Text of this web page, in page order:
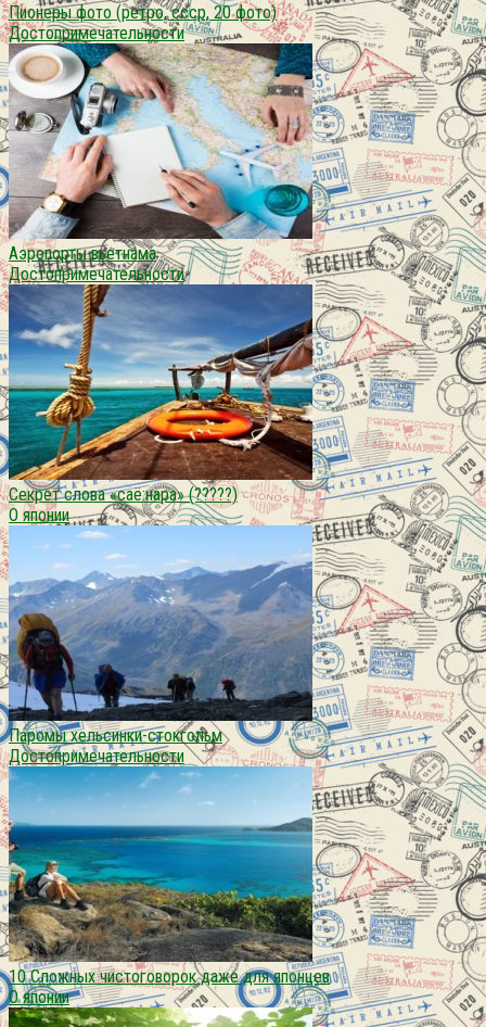
Пионеры фото (ретро, ссср, 20 фото)
Достопримечательности
Аэропорты вьетнама
Достопримечательности
Секрет слова «саё:нара» (?????)
О японии
Паромы хельсинки-стокгольм
Достопримечательности
10 Сложных чистоговорок даже для японцев
О японии